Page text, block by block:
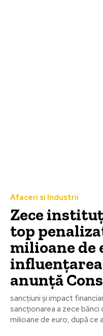
Afaceri si Industrii
Zece
top
milioane de
influențarea
anunță
sancțiuni și impact
sancționarea a zece
milioane de euro, după ce